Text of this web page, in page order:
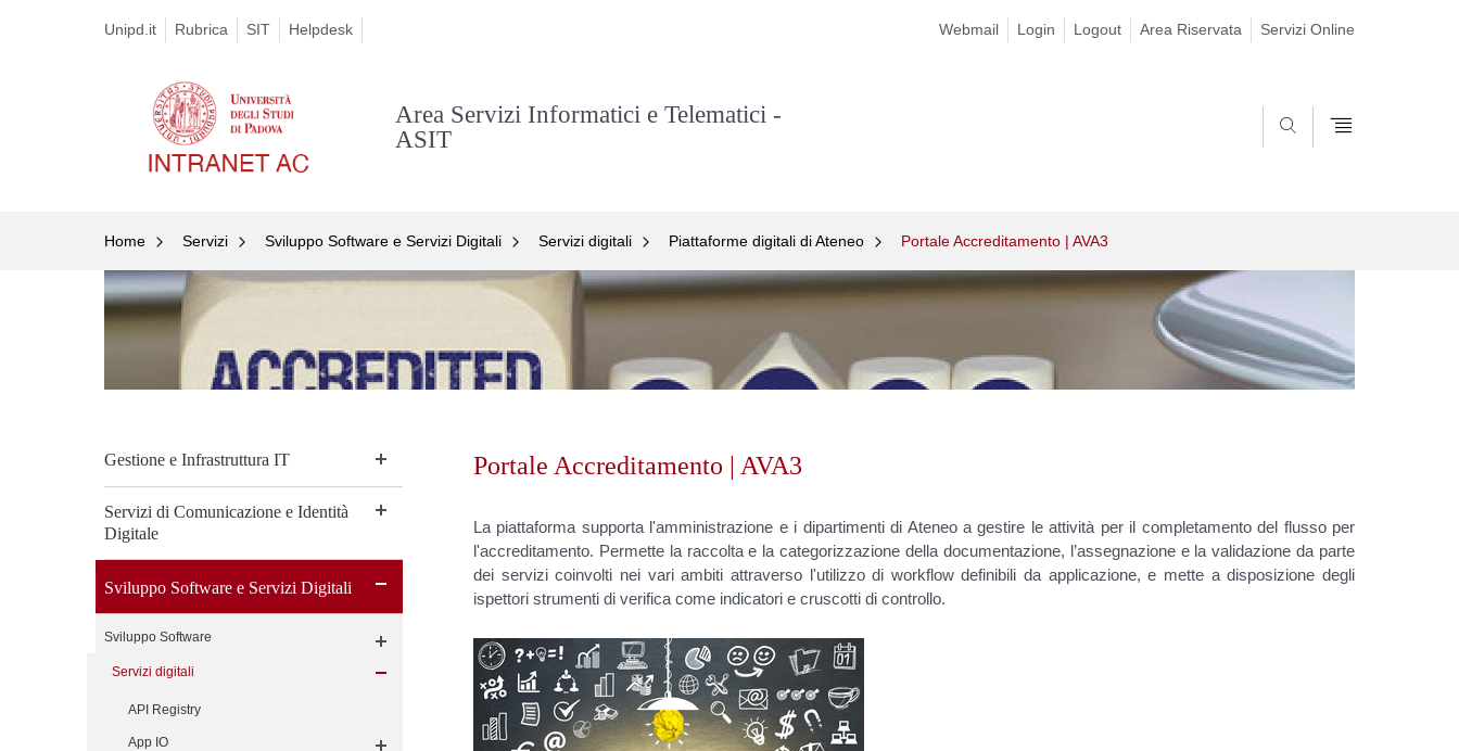
Unipd.it Rubrica SIT Helpdesk Webmail Login Logout Area Riservata Servizi Online
Area Servizi Informatici e Telematici -
ASIT
Home Servizi Sviluppo Software e Servizi Digitali Servizi digitali Piattaforme digitali di Ateneo Portale Accreditamento | AVA3
Gestione e Infrastruttura IT
Servizi di Comunicazione e Identità
Digitale
Sviluppo Software e Servizi Digitali
Sviluppo Software
Servizi digitali
API Registry
App IO
Portale Accreditamento | AVA3
La piattaforma supporta l'amministrazione e i dipartimenti di Ateneo a gestire le attività per il completamento del flusso per
l'accreditamento. Permette la raccolta e la categorizzazione della documentazione, l’assegnazione e la validazione da parte
dei servizi coinvolti nei vari ambiti attraverso l'utilizzo di workflow definibili da applicazione, e mette a disposizione degli
ispettori strumenti di verifica come indicatori e cruscotti di controllo.